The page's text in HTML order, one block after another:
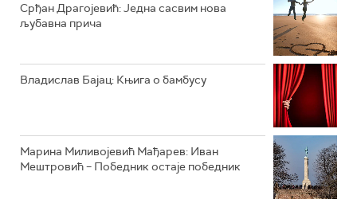
Срђан Драгојевић: Једна сасвим нова
љубавна прича
Владислав Бајац: Књига о бамбусу
Марина Миливојевић Мађарев: Иван
Мештровић – Победник остаје победник